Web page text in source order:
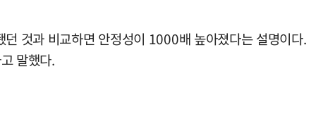
것과 비교하면 안정성이 1000배 높아졌다는 설명이다.
말했다.